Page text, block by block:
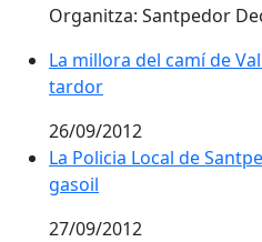
Organitza: Santpedor
La millora del camí de
tardor
26/09/2012
La Policia Local de
gasoil
27/09/2012